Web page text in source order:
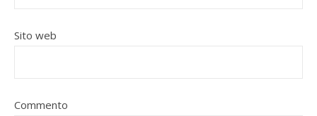
Sito web
Commento